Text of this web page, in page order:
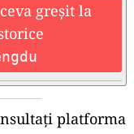
greșit la
platforma